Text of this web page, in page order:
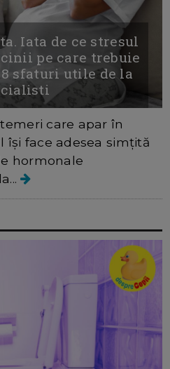
Iata de ce stresul
pe care trebuie
sfaturi utile de la
care apar în
își face adesea simțită
hormonale